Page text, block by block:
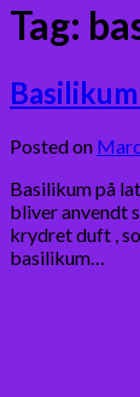
Tag:
Posted on
Basilikum på
bliver anvendt
krydret duft ,
basilikum…